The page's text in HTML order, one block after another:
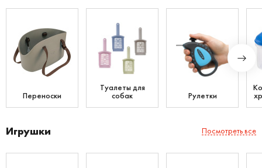
Переноски
Туалеты для
собак Рулетки
Игрушки Посмотреть все